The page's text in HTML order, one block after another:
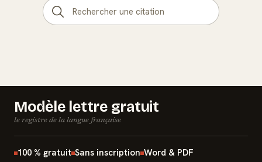
Modèle lettre gratuit
le registre de la langue française
100 % gratuit Sans inscription Word & PDF